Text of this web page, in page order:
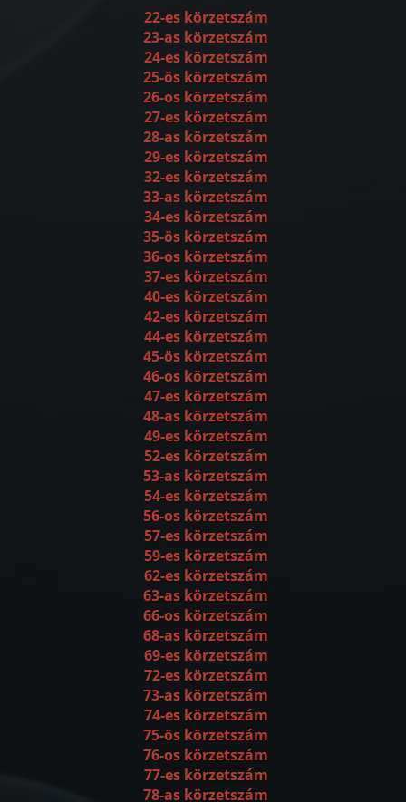
22-es körzetszám
23-as körzetszám
24-es körzetszám
25-ös körzetszám
26-os körzetszám
27-es körzetszám
28-as körzetszám
29-es körzetszám
32-es körzetszám
33-as körzetszám
34-es körzetszám
35-ös körzetszám
36-os körzetszám
37-es körzetszám
40-es körzetszám
42-es körzetszám
44-es körzetszám
45-ös körzetszám
46-os körzetszám
47-es körzetszám
48-as körzetszám
49-es körzetszám
52-es körzetszám
53-as körzetszám
54-es körzetszám
56-os körzetszám
57-es körzetszám
59-es körzetszám
62-es körzetszám
63-as körzetszám
66-os körzetszám
68-as körzetszám
69-es körzetszám
72-es körzetszám
73-as körzetszám
74-es körzetszám
75-ös körzetszám
76-os körzetszám
77-es körzetszám
78-as körzetszám